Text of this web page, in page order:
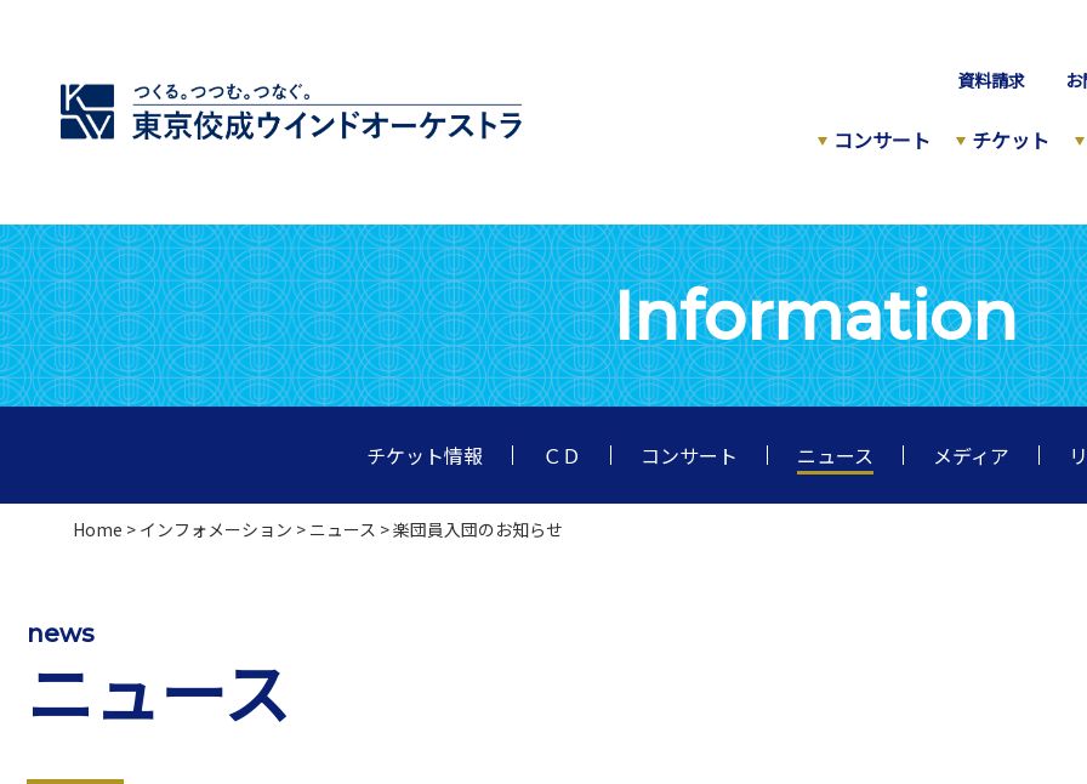
資料請求
コンサート チケット
Information
チケット情報 ＣＤ コンサート ニュース メディア
Home > インフォメーション > ニュース > 楽団員入団のお知らせ
news
ニュース